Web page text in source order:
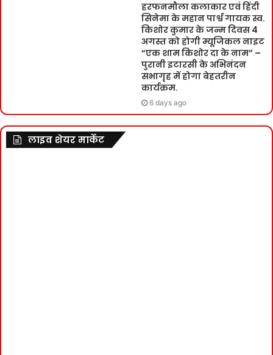
हरफनमौला कलाकार एवं हिंदी
सिनेमा के महान पार्श्व गायक स्व.
किशोर कुमार के जन्म दिवस 4
अगस्त को होगी म्यूजिकल नाइट
“एक शाम किशोर दा के नाम” –
पुरानी इटारसी के अभिनंदन
सभागृह में होगा बेहतरीन
कार्यक्रम.
6 days ago
लाइव शेयर मार्केट